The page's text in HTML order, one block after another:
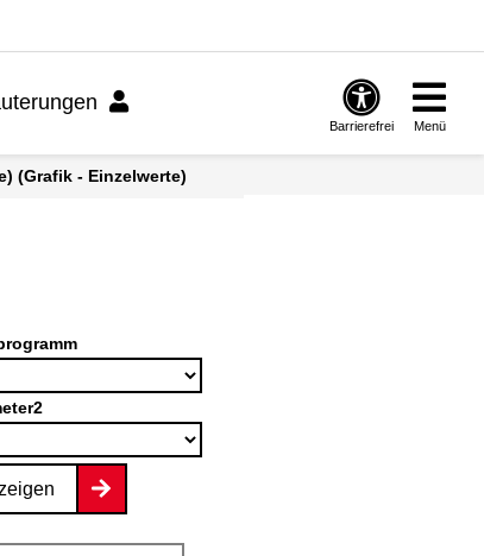
Barrierefrei Menü
(Grafik - Einzelwerte)